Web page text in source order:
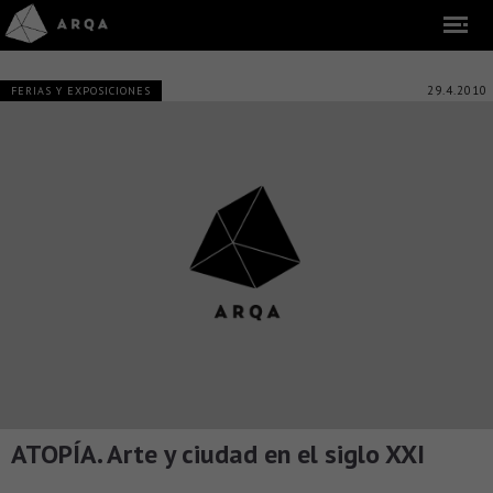
FERIAS Y EXPOSICIONES 29.4.2010
ATOPÍA. Arte y ciudad en el siglo XXI